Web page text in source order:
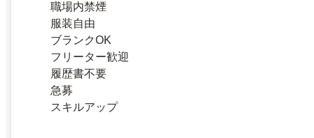
職場内禁煙
服装自由
ブランクOK
フリーター歓迎
履歴書不要
急募
スキルアップ